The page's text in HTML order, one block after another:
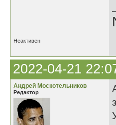
Неактивен
2022-04-21
Андрей Москотельников
Редактор